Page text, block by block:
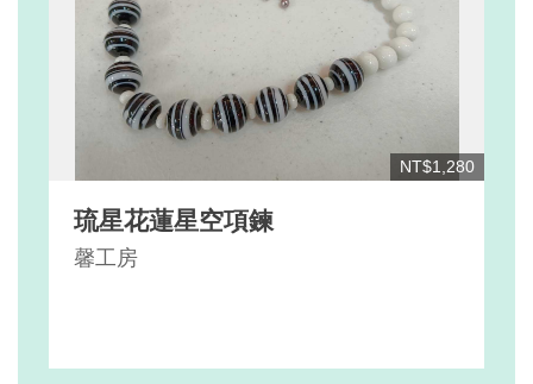
NT$1,280
琉星花蓮星空項鍊
馨工房